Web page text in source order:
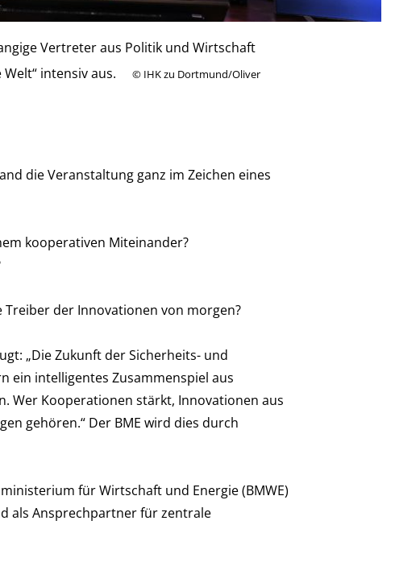
Vertreter aus Politik und Wirtschaft
intensiv aus.
© IHK zu Dortmund/Oliver
die Veranstaltung ganz im Zeichen eines
kooperativen Miteinander?
Treiber der Innovationen von morgen?
„Die Zukunft der Sicherheits- und
ein intelligentes Zusammenspiel aus
Wer Kooperationen stärkt, Innovationen aus
gehören.“ Der BME wird dies durch
für Wirtschaft und Energie (BMWE)
als Ansprechpartner für zentrale